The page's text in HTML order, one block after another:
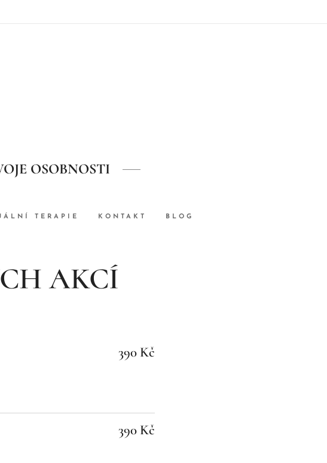
OSOBNOSTI
TERAPIE KONTAKT BLOG
AKCÍ
390 Kč
390 Kč